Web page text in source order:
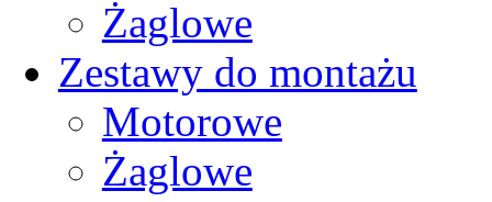
Żaglowe
Zestawy do montażu
Motorowe
Żaglowe